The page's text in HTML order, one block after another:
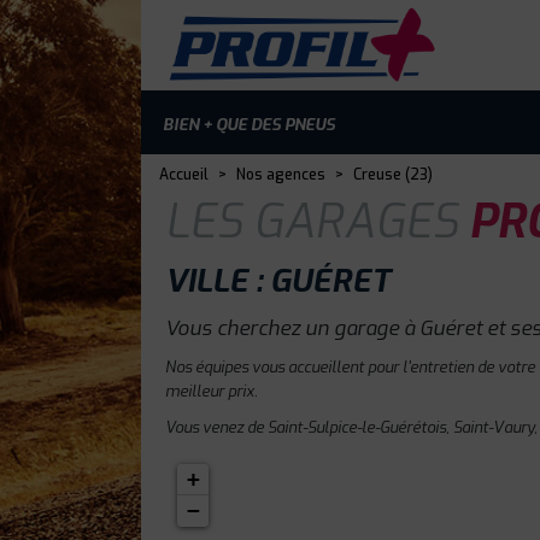
BIEN + QUE DES PNEUS
Accueil > Nos agences > Creuse (23)
LES GARAGES
VILLE : GUÉRET
Vous cherchez un garage à Guéret et
Nos équipes vous accueillent pour l'entretien de
meilleur prix.
Vous venez de Saint-Sulpice-le-Guérétois, Saint-
+
−